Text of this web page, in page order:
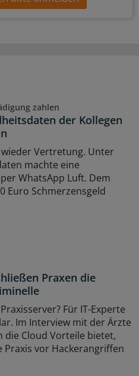
zahlen
der Kollegen
Vertretung. Unter
machte eine
WhatsApp Luft. Dem
Euro Schmerzensgeld
Praxen die
Für IT-Experte
Im Interview mit der Ärzte
Cloud Vorteile bietet,
Praxis vor Hackerangriffen